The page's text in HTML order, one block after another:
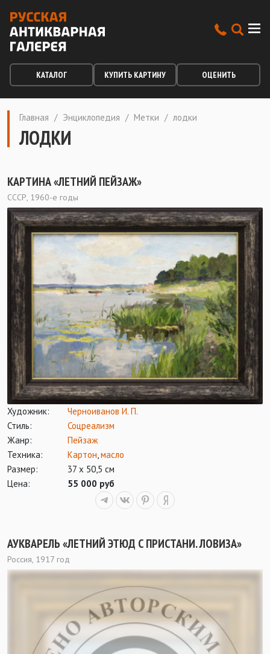
КАТАЛОГ КУПИТЬ КАРТИНУ ОЦЕНИТЬ
Главная / Энциклопедия / Метки / лодки
ЛОДКИ
КАРТИНА «ЛЕТНИЙ ПЕЙЗАЖ»
СССР, 1960-е годы
Художник:
Черноиванов И. П.
Стиль:
Соцреализм
Жанр:
Пейзаж
Техника:
Картон,масло
Размер:
37 х 50,5 см
Цена:
55 000 руб
АУКВАРЕЛЬ «ЛЕТНИЙ ЭТЮД С ПРИСТАНИ. ЛОВИЗА»
Россия, 1917 год